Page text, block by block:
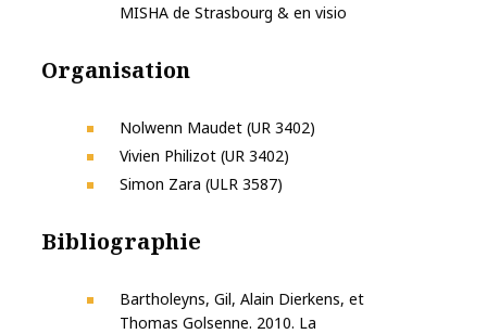
MISHA de Strasbourg & en visio
Organisation
Nolwenn Maudet (UR 3402)
Vivien Philizot (UR 3402)
Simon Zara (ULR 3587)
Bibliographie
Bartholeyns, Gil, Alain Dierkens, et
Thomas Golsenne. 2010. La